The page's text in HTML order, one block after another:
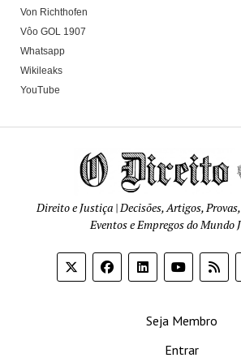
Von Richthofen
Vôo GOL 1907
Whatsapp
Wikileaks
YouTube
Direito e Justiça | Decisões, Artigos,
Eventos e Empregos do Mundo
Seja Membro
Entrar